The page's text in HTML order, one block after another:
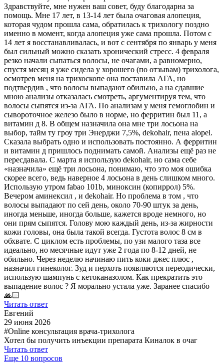
Здравствуйте, мне нужен ваш совет, буду благодарна за
помощь. Мне 17 лет, в 13-14 лет была очаговая алопеция,
которая чудом прошла сама, обратилась к трихологу поздно
именно в момент, когда алопеция уже сама прошла. Потом с
14 лет я восстанавливалась, и вот с сентября по январь у меня
был сильный можно сказать хронический стресс. 4 февраля
резко начали сыпаться волосы, не очагами, а равномерно,
спустя месяц я уже сидела у хорошего (по отзывам) трихолога,
осмотрев меня на трихоскопе она поставила АГА, но
подтвердив , что волосы выпадают обильно, а на сдавшие
мною анализы отказалась смотреть, аргументируя тем, что
волосы сыпятся из-за АГА. По анализам у меня гемоглобин и
сывороточное железо было в норме, но ферритин был 11, а
витамин д 8. В общем назначила она мне три лосьона на
выбор, тайм ту гроу три Энерджи 7,5%, dekohair, пена alopel.
Сказала выбрать одно и использовать постоянно. А ферритин
и витамин д пришлось поднимать самой. Анализы ещё раз не
пересдавала. С марта я использую dekohair, но сама себе
«назначила» ещё три лосьона, понимаю, что это моя ошибка
скорее всего, ведь наверное 4 лосьона в день слишком много.
Использую утром fabao 101b, миноксин (копиррол) 5%.
Вечером аминексил , и dekohair. Но проблема в том , что
волосы выпадают по сей день, около 70-90 штук за день,
иногда меньше, иногда больше, кажется вроде немного, но
они прям сыпятся. Голову мою каждый день, из-за жирности
кожи головы, она была такой всегда. Густота волос 8 см в
обхвате. С циклом есть проблемы, по узи малого таза все
идеально, но месячные идут уже 2 года по 8-12 дней, не
обильно. Через неделю начинаю пить коки джес плюс ,
назначил гинеколог. Зуд и перхоть появляются переодически,
использую шампунь с кетоканазолом. Как прекратить это
выпадение волос ? Я морально устала уже. Заранее спасибо
🙏🏻
Читать ответ
Евгений
29 июня 2026
#Online консультация врача-трихолога
Хотел бы получить инъекции препарата Киналок в очаг
Читать ответ
Еще 10 вопросов